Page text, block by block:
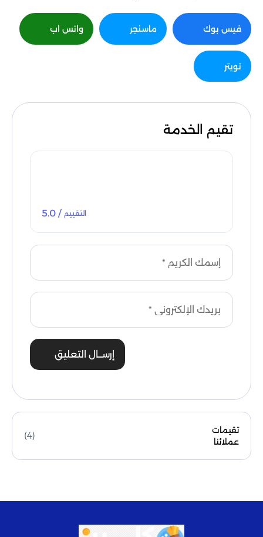
فيس بوك ماسنجر واتس اب
تويتر
تقيم الخدمة
التقييم / 5.0
إرســال التعليق
تقيمات
عملائنا
(4)